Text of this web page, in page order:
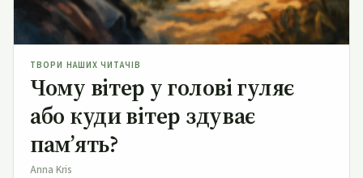
ТВОРИ НАШИХ ЧИТАЧІВ
Чому вітер у голові гуляє
або куди вітер здуває
пам’ять?
Anna Kris